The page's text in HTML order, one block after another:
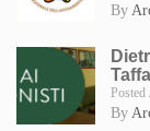
By
By